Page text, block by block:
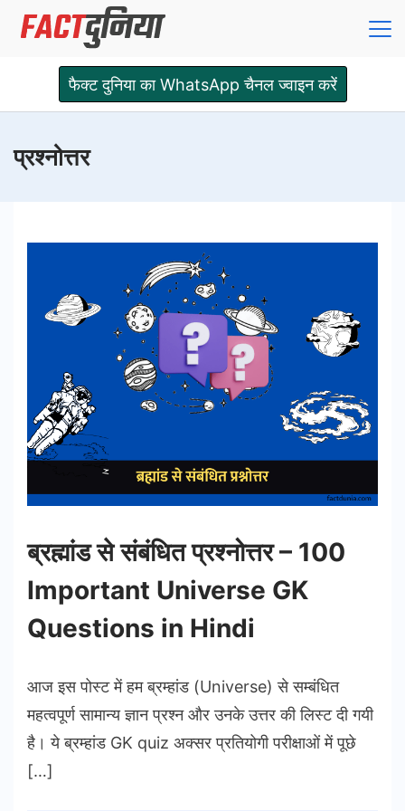
Skip
content
Fact
Dunia
फैक्ट दुनिया का WhatsApp चैनल ज्वाइन करें
प्रश्नोत्तर
ब्रह्मांड से संबंधित प्रश्नोत्तर – 100
Important Universe GK
Questions in Hindi
आज इस पोस्ट में हम ब्रम्हांड (Universe) से सम्बंधित
महत्वपूर्ण सामान्य ज्ञान प्रश्न और उनके उत्तर की लिस्ट दी गयी
है। ये ब्रम्हांड GK quiz अक्सर प्रतियोगी परीक्षाओं में पूछे
[…]